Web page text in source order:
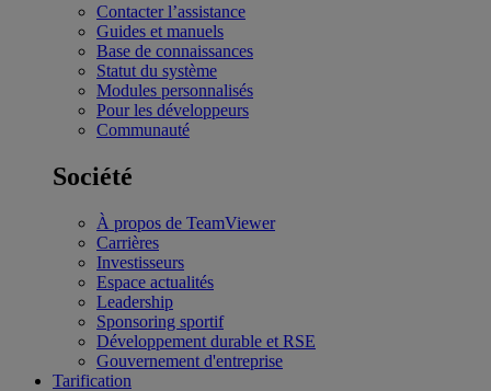
Contacter l’assistance
Guides et manuels
Base de connaissances
Statut du système
Modules personnalisés
Pour les développeurs
Communauté
Société
À propos de TeamViewer
Carrières
Investisseurs
Espace actualités
Leadership
Sponsoring sportif
Développement durable et RSE
Gouvernement d'entreprise
Tarification